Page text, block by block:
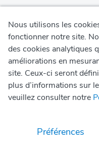
© Copyright2026
Politique de
Conditions d'utilisation
Politique relative aux
Nous utilisons les
fonctionner notre site.
des cookies analytiques
améliorations en
site. Ceux-ci seront
plus d’informations sur
veuillez consulter notre
Préférences